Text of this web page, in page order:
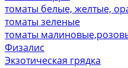
томаты белые, желтые,
томаты зеленые
томаты
Физалис
Экзотическая грядка